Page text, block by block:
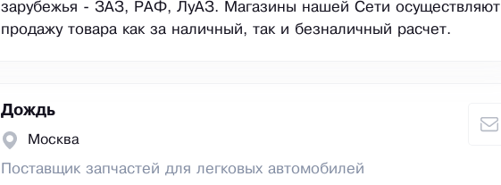
зарубежья - ЗАЗ, РАФ, ЛуАЗ. Магазины нашей Сети осуществляют
продажу товара как за наличный, так и безналичный расчет.
Дождь
Москва
Поставщик запчастей для легковых автомобилей